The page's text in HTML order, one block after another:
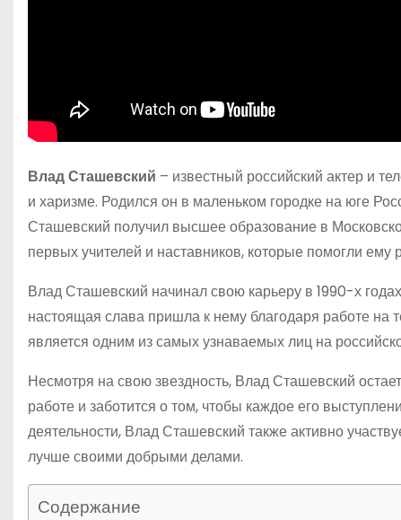
Влад Сташевский – известный российский актер и
и харизме. Родился он в маленьком городке на юге
Сташевский получил высшее образование в
первых учителей и наставников, которые помогли ему
Влад Сташевский начинал свою карьеру в 1990-х
настоящая слава пришла к нему благодаря работе на
является одним из самых узнаваемых лиц на
Несмотря на свою звездность, Влад Сташевский
работе и заботится о том, чтобы каждое его
деятельности, Влад Сташевский также активно
лучше своими добрыми делами.
Содержание